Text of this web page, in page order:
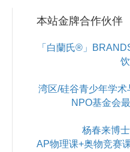
本站金牌合作伙伴
「白蘭氏®」
饮
湾区/硅谷青少年学
NPO基金会
杨春来博
AP物理课+奥物竞赛